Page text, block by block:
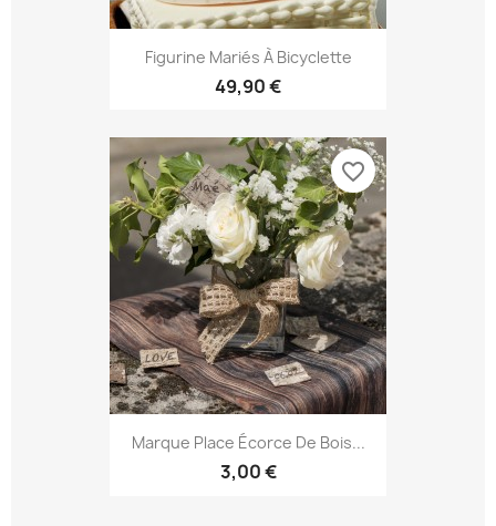
Figurine Mariés À Bicyclette
49,90 €
Marque Place Écorce De Bois...
3,00 €
favorite_border